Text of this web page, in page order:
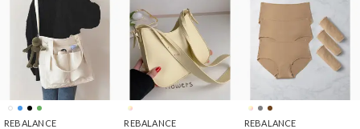
REBALANCE REBALANCE REBALANCE